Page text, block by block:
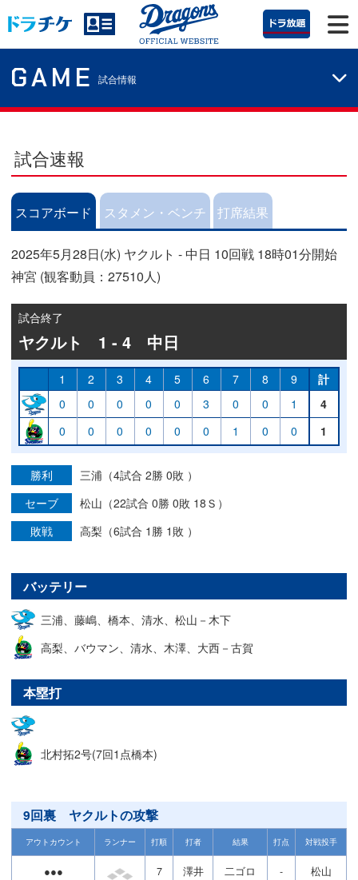
GAME 試合情報
試合速報
スコアボード スタメン・ベンチ 打席結果
2025年5月28日(水) ヤクルト - 中日 10回戦 18時01分開始
神宮 (観客動員：27510人)
試合終了
ヤクルト 1 - 4 中日
1 2 3 4 5 6 7 8 9
計
0
0 0 0 0 3 0 0 1
4
0
0 0 0 0 0 1 0 0 1
勝利
三浦（4試合 2勝 0敗 ）
セーブ
松山（22試合 0勝 0敗 18Ｓ）
敗戦
高梨（6試合 1勝 1敗 ）
バッテリー
三浦、藤嶋、橋本、清水、松山－木下
高梨、バウマン、清水、木澤、大西－古賀
本塁打
北村拓2号(7回1点橋本)
9回裏 ヤクルトの攻撃
アウトカウント ランナー 打順 打者 結果 打点 対戦投手
●●● 7 澤井 二ゴロ - 松山